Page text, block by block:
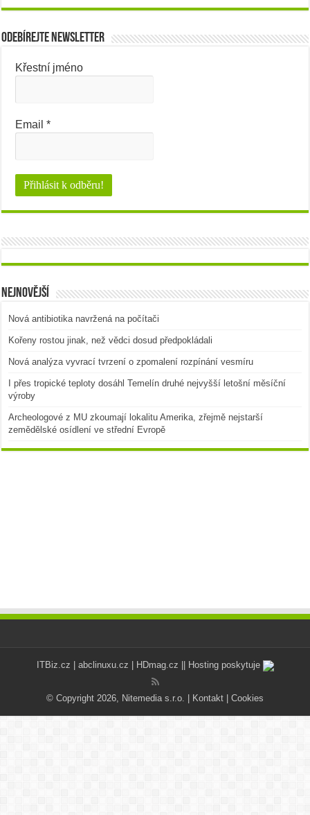
Odebírejte newsletter
Křestní jméno
Email*
Nejnovější
Nová antibiotika navržená na počítači
Kořeny rostou jinak, než vědci dosud předpokládali
Nová analýza vyvrací tvrzení o zpomalení rozpínání vesmíru
I přes tropické teploty dosáhl Temelín druhé nejvyšší letošní měsíční
výroby
Archeologové z MU zkoumají lokalitu Amerika, zřejmě nejstarší
zemědělské osídlení ve střední Evropě
ITBiz.cz abclinuxu.cz HDmag.cz || Hosting poskytuje
© Copyright 2026, Nitemedia s.r.o. | Kontakt Cookies